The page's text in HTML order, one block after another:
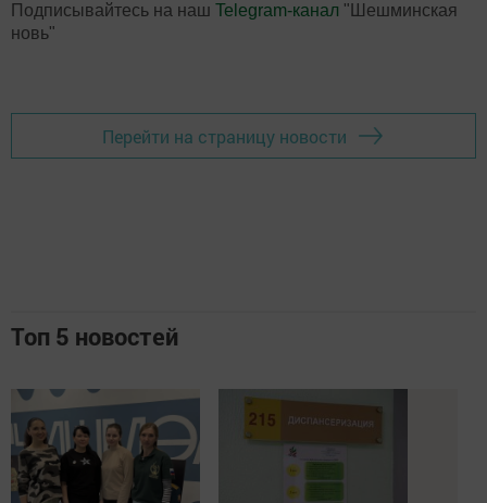
Подписывайтесь на наш Telegram-канал "Шешминская
новь"
Перейти на страницу новости
Топ 5 новостей